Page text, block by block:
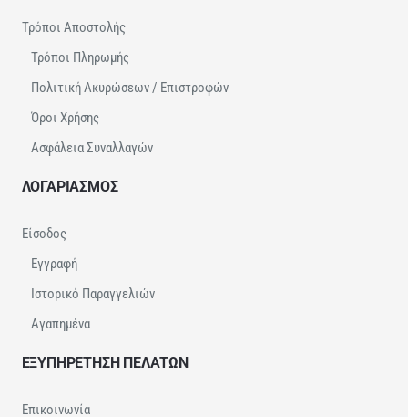
Τρόποι Αποστολής
Τρόποι Πληρωμής
Πολιτική Ακυρώσεων / Επιστροφών
Όροι Χρήσης
Ασφάλεια Συναλλαγών
ΛΟΓΑΡΙΑΣΜΟΣ
Είσοδος
Εγγραφή
Ιστορικό Παραγγελιών
Αγαπημένα
ΕΞΥΠΗΡΕΤΗΣΗ ΠΕΛΑΤΩΝ
Επικοινωνία